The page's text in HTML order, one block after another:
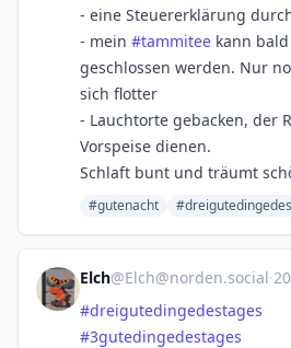
- eine Steuererklärung
- mein #tammitee kann
geschlossen werden. Nur
sich flotter
- Lauchtorte gebacken, der
Vorspeise dienen.
Schlaft bunt und träumt
#gutenacht
Elch@Elch@norden.social·
#dreigutedingedestages
#3gutedingedestages